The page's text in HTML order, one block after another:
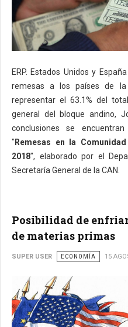
ERP. Estados Unidos y
remesas a los países de la
representar el 63.1% del
general del bloque andino,
conclusiones se
" Remesas en la
2018", elaborado por el
Secretaría General de la CAN.
Posibilidad de
de materias primas
SUPER USER ECONOMÍA 15